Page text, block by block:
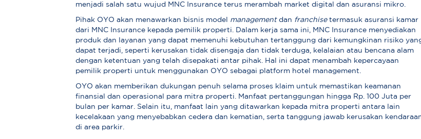
menjadi salah satu wujud MNC Insurance terus merambah market digital dan asuransi mikro.
Pihak OYO akan menawarkan bisnis model managementdan franchisetermasuk asuransi kamar
dari MNC Insurance kepada pemilik properti. Dalam kerja sama ini, MNC Insurance menyediakan
produk dan layanan yang dapat memenuhi kebutuhan tertanggung dari kemungkinan risiko
dapat terjadi, seperti kerusakan tidak disengaja dan tidak terduga, kelalaian atau bencana alam
dengan ketentuan yang telah disepakati antar pihak. Hal ini dapat menambah kepercayaan
pemilik properti untuk menggunakan OYO sebagai platform hotel management.
OYO akan memberikan dukungan penuh selama proses klaim untuk memastikan keamanan
finansial dan operasional para mitra properti. Manfaat pertanggungan hingga Rp. 100 Juta per
bulan per kamar. Selain itu, manfaat lain yang ditawarkan kepada mitra properti antara lain
kecelakaan yang menyebabkan cedera dan kematian, serta tanggung jawab kerusakan
di area parkir.